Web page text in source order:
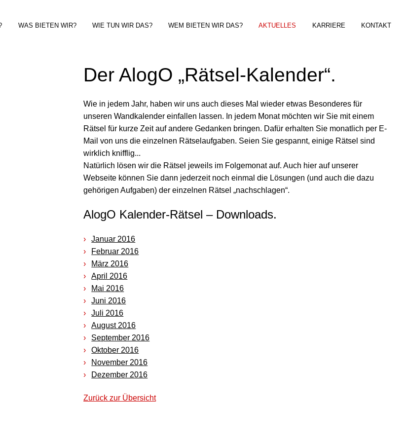
WAS BIETEN WIR? WIE TUN WIR DAS? WEM BIETEN WIR DAS? AKTUELLES KARRIERE KONTAKT
Der AlogO „Rätsel-Kalender“.
Wie in jedem Jahr, haben wir uns auch dieses Mal wieder etwas Besonderes für
unseren Wandkalender einfallen lassen. In jedem Monat möchten wir Sie mit einem
Rätsel für kurze Zeit auf andere Gedanken bringen. Dafür erhalten Sie monatlich per E-
Mail von uns die einzelnen Rätselaufgaben. Seien Sie gespannt, einige Rätsel sind
wirklich knifflig...
Natürlich lösen wir die Rätsel jeweils im Folgemonat auf. Auch hier auf unserer
Webseite können Sie dann jederzeit noch einmal die Lösungen (und auch die dazu
gehörigen Aufgaben) der einzelnen Rätsel „nachschlagen“.
AlogO Kalender-Rätsel – Downloads.
Januar 2016
Februar 2016
März 2016
April 2016
Mai 2016
Juni 2016
Juli 2016
August 2016
September 2016
Oktober 2016
November 2016
Dezember 2016
Zurück zur Übersicht